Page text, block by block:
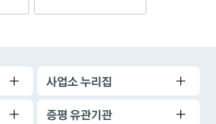
사업소 누리집
증평 유관기관